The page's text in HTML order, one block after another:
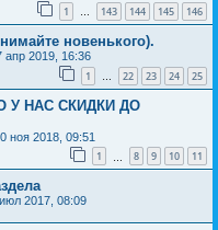
1 … 143 144 145 146
новенького).
апр 2019, 16:36
1 … 22 23 24 25
У НАС СКИДКИ ДО
ноя 2018, 09:51
1 8 9 10 11
2017, 08:09